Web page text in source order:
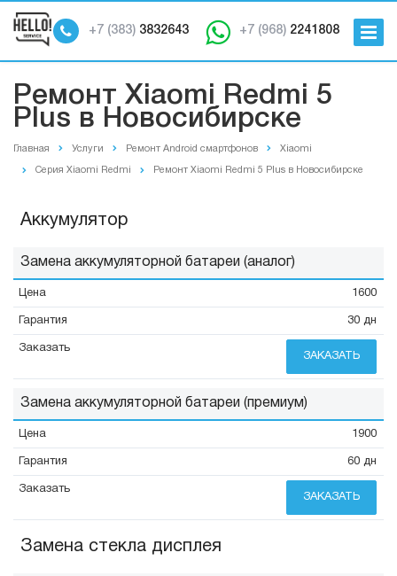
+7 (968) 2241808
+7 (383) 3832643
Ремонт Xiaomi Redmi 5
Plus в Новосибирске
Главная Услуги Ремонт Android смартфонов Xiaomi
Серия Xiaomi Redmi Ремонт Xiaomi Redmi 5 Plus в Новосибирске
Аккумулятор
Замена аккумуляторной батареи (аналог)
1600
30 дн
ЗАКАЗАТЬ
Замена аккумуляторной батареи (премиум)
1900
60 дн
ЗАКАЗАТЬ
Замена стекла дисплея